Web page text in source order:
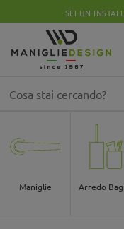
SEI UN
Maniglie Arredo